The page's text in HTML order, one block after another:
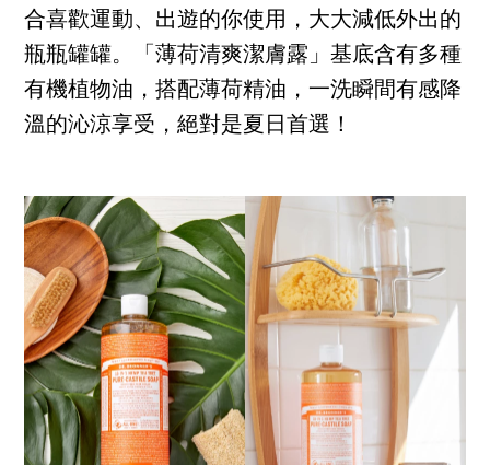
合喜歡運動、出遊的你使用，大大減低外出的
瓶瓶罐罐。「薄荷清爽潔膚露」基底含有多種
有機植物油，搭配薄荷精油，一洗瞬間有感降
溫的沁涼享受，絕對是夏日首選！